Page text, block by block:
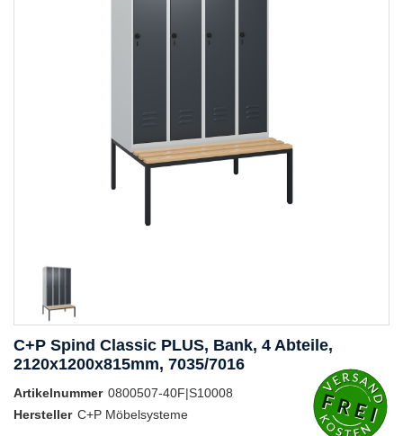
C+P Spind Classic PLUS, Bank, 4 Abteile,
2120x1200x815mm, 7035/7016
Artikelnummer 0800507-40F|S10008
Hersteller C+P Möbelsysteme